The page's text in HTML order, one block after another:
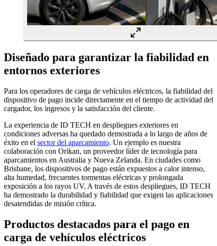
Diseñado para garantizar la fiabilidad en
entornos exteriores
Para los operadores de carga de vehículos eléctricos, la fiabilidad del
dispositivo de pago incide directamente en el tiempo de actividad del
cargador, los ingresos y la satisfacción del cliente.
La experiencia de ID TECH en despliegues exteriores en
condiciones adversas ha quedado demostrada a lo largo de años de
éxito en el sector del aparcamiento. Un ejemplo es nuestra
colaboración con Orikan, un proveedor líder de tecnología para
aparcamientos en Australia y Nueva Zelanda. En ciudades como
Brisbane, los dispositivos de pago están expuestos a calor intenso,
alta humedad, frecuentes tormentas eléctricas y prolongada
exposición a los rayos UV. A través de estos despliegues, ID TECH
ha demostrado la durabilidad y fiabilidad que exigen las aplicaciones
desatendidas de misión crítica.
Productos destacados para el pago en
carga de vehículos eléctricos